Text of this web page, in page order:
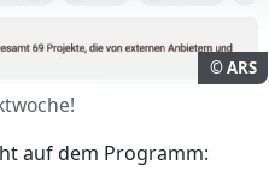
© ARS
auf dem Programm: